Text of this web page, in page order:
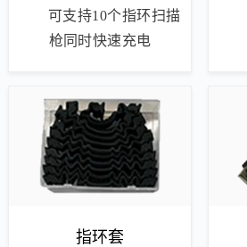
可支持10个指环扫描
枪同时快速充电
指环套